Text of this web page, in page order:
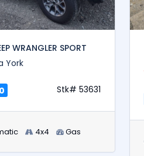
WRANGLER SPORT
York
Stk# 53631
4x4 Gas